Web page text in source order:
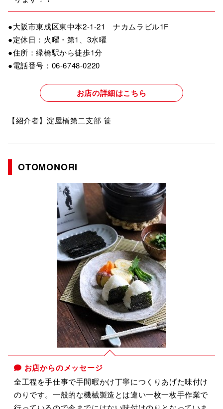
●大阪市東成区東中本2-1-21 ナカムラビル1F
●定休日：火曜・第1、3水曜
●住所：緑橋駅から徒歩1分
●電話番号：06-6748-0220
お店の詳細はこちら
【紹介者】淀屋橋第二支部 笹
OTOMONORI
お店からのメッセージ
全工程を手仕事で手間暇かけ丁寧につくりあげた味付け
のりです。一般的な機械製造とは違い一枚一枚手作業で